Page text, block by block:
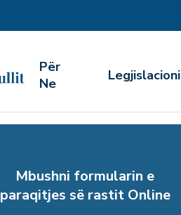
Për
Ne
Legjislacioni
Mbushni formularin e
paraqitjes së rastit Online